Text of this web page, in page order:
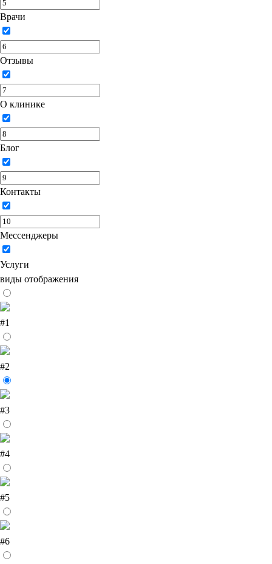
Врачи
Отзывы
О клинике
Блог
Контакты
Мессенджеры
Услуги
виды отображения
#1
#2
#3
#4
#5
#6